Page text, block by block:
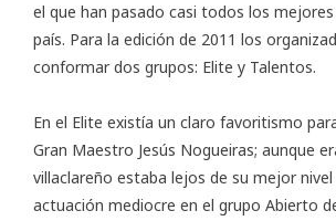
el que han pasado casi todos los
país. Para la edición de 2011 los
conformar dos grupos: Elite y Talentos.
En el Elite existía un claro favoritismo
Gran Maestro Jesús Nogueiras; aunque
villaclareño estaba lejos de su mejor
actuación mediocre en el grupo Abierto